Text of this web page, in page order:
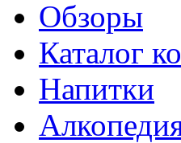
Обзоры
Каталог
Напитки